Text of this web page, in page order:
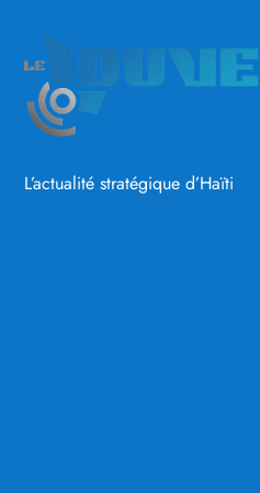
L’actualité stratégique d’Haïti